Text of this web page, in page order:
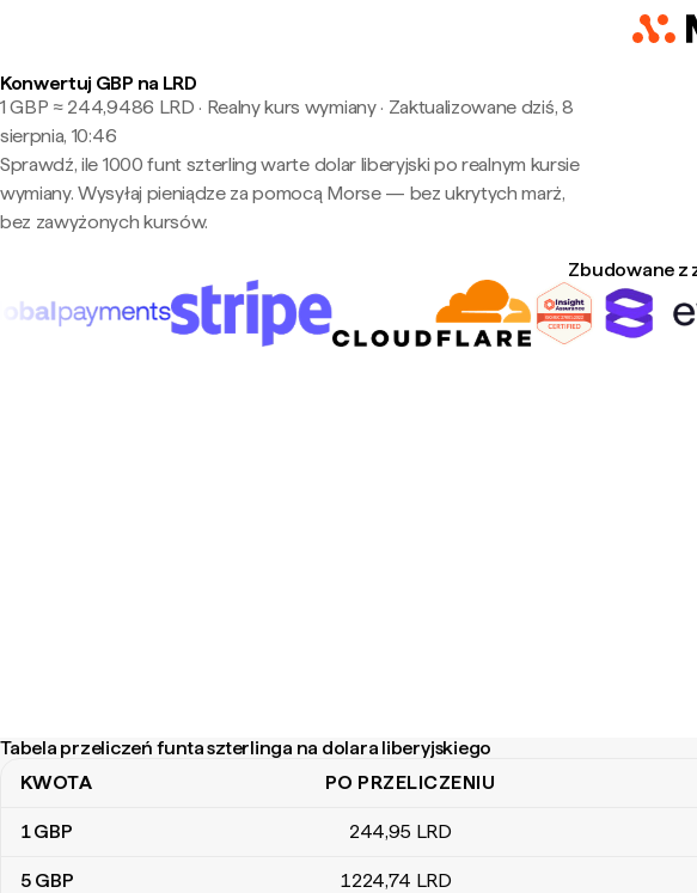
Konwertuj GBP na LRD
1 GBP ≈ 244,9486 LRD · Realny kurs wymiany· Zaktualizowane dziś, 8
sierpnia, 10:46
Sprawdź, ile 1000 funt szterling warte dolar liberyjski po realnym kursie
wymiany. Wysyłaj pieniądze za pomocą Morse — bez ukrytych marż,
bez zawyżonych kursów.
Zbudowane z
Tabela przeliczeń funta szterlinga na dolara liberyjskiego
Tabela przeliczeń funta szterlinga na dolara liberyjskiego
KWOTA PO PRZELICZENIU
1GBP 244,95 LRD
5 GBP 1224,74 LRD